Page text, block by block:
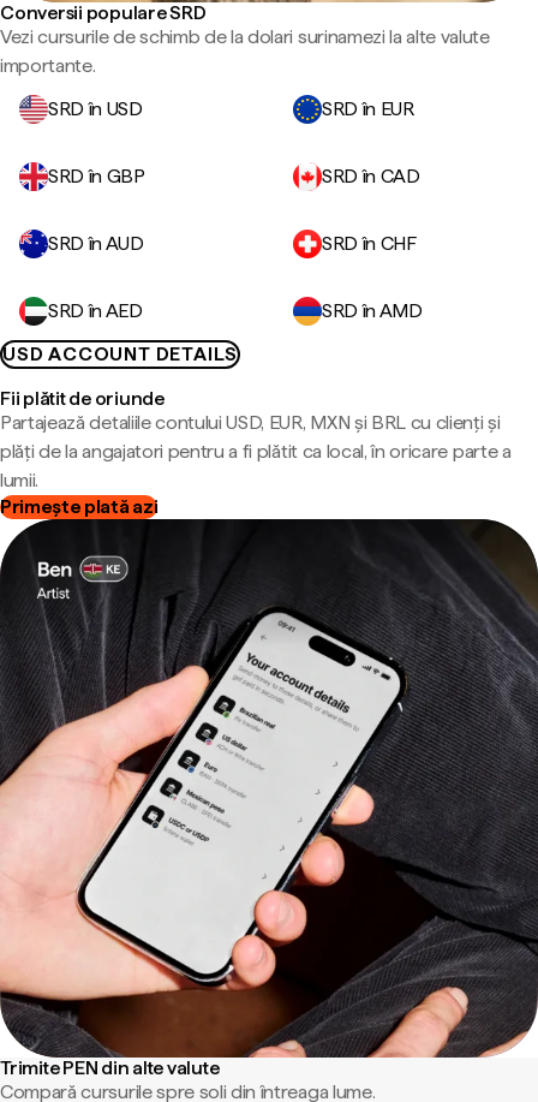
Conversii populare SRD
Vezi cursurile de schimb de la dolari surinamezi la alte valute
importante.
SRD în USD
SRD în EUR
SRD în GBP SRD în CAD
SRD în AUD SRD în CHF
SRD în AED
SRD în AMD
USD ACCOUNT DETAILS
Fii plătit de oriunde
Partajează detaliile contului USD, EUR, MXN și BRL cu clienți și
plăți de la angajatori pentru a fi plătit ca local, în oricare parte a
lumii.
Primește plată azi
Trimite PEN din alte valute
Compară cursurile spre soli din întreaga lume.